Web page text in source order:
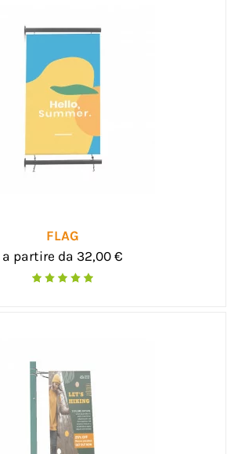
FLAG
a partire da 32,00 €